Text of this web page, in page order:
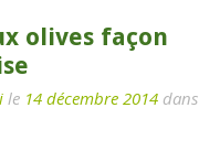
olives façon
le 14 décembre 2014 dans